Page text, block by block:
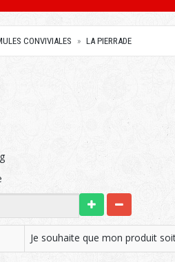
CONVIVIALES LA PIERRADE
Je souhaite que mon produit